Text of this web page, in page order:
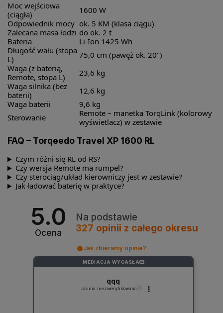
Moc wejściowa
(ciągła)
1600 W
Odpowiednik mocy ok. 5 KM (klasa ciągu)
Zalecana masa łodzi do ok. 2 t
Bateria
Li-Ion 1425 Wh
Długość wału (stopa
L)
75,0 cm (pawęż ok. 20")
Waga (z baterią,
Remote, stopa L)
23,6 kg
Waga silnika (bez
baterii)
12,6 kg
Waga baterii
9,6 kg
Sterowanie
Remote – manetka TorqLink (kolorowy
wyświetlacz) w zestawie
FAQ – Torqeedo Travel XP 1600 RL
Czym różni się RL od RS?
Czy wersja Remote ma rumpel?
Czy sterociąg/układ kierowniczy jest w zestawie?
Jak ładować baterię w praktyce?
5.0
Ocena
Na podstawie
327 opinii z całego okresu
Jak zbieramy opinie?
MEDIACJA WYGASŁA ?
qqq
opinia niezweryfikowana